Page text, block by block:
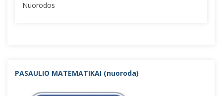
Nuorodos
PASAULIO MATEMATIKAI (nuoroda)